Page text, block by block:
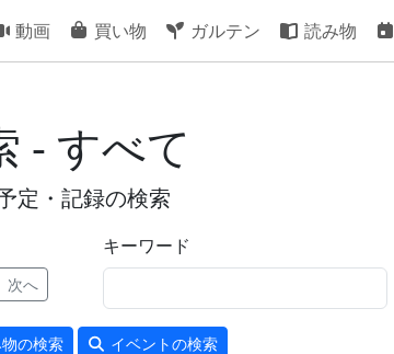
動画 買い物 ガルテン 読み物
- すべて
定・記録の検索
次へ
キーワード
の検索 イベントの検索